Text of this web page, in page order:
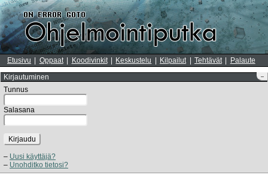
Etusivu Oppaat Koodivinkit Keskustelu Kilpailut Tehtävät Palaute
–
Kirjautuminen
Tunnus
Salasana
Kirjaudu
Uusi käyttäjä?
Unohditko tietosi?